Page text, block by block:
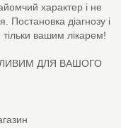
характер і не
Постановка діагнозу і
тільки вашим лікарем!
ДЛЯ ВАШОГО